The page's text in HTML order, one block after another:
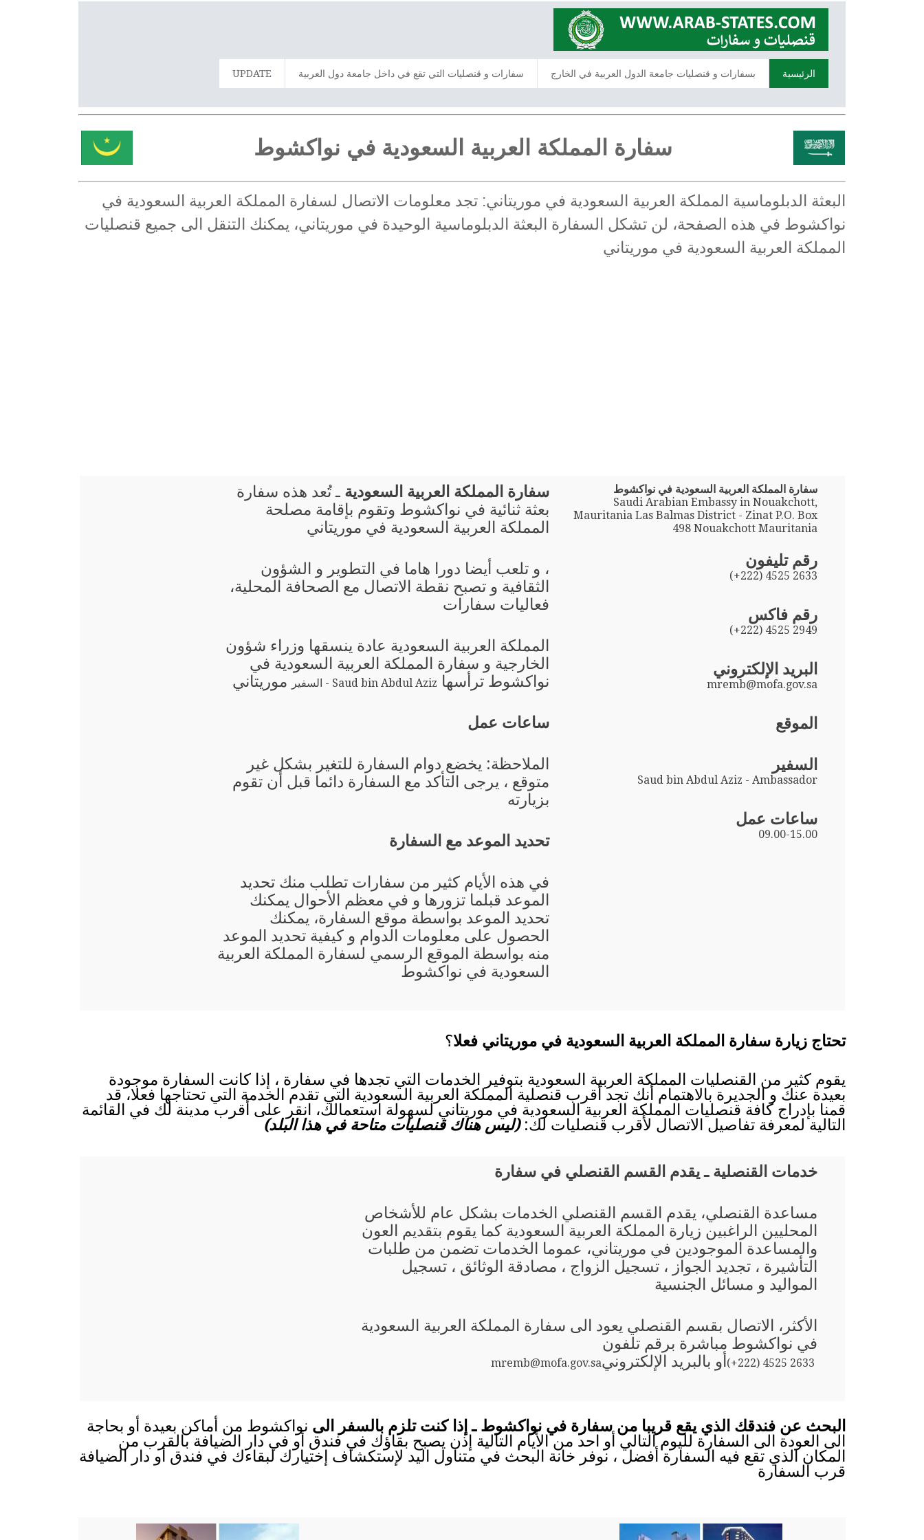
الرئيسية بسفارات و قنصليات جامعة الدول العربية في الخارج سفارات و قنصليات التي تقع في داخل جامعة دول العربية UPDATE
سفارة المملكة العربية السعودية في نواكشوط
البعثة الدبلوماسية المملكة العربية السعودية في موريتاني: تجد معلومات الاتصال لسفارة المملكة العربية السعودية في
نواكشوط في هذه الصفحة، لن تشكل السفارة البعثة الدبلوماسية الوحيدة في موريتاني، يمكنك التنقل الى جميع قنصليات
المملكة العربية السعودية في موريتاني
سفارة المملكة العربية السعودية في نواكشوط
Saudi Arabian Embassy in Nouakchott,
Mauritania Las Balmas District - Zinat P.O. Box
498 Nouakchott Mauritania
رقم تليفون
(+222) 4525 2633
رقم فاكس
(+222) 4525 2949
البريد الإلكتروني
mremb@mofa.gov.sa
الموقع
السفير
Saud bin Abdul Aziz - Ambassador
ساعات عمل
09.00-15.00
سفارة المملكة العربية السعودية ـ تُعد هذه سفارة
بعثة ثنائية في نواكشوط وتقوم بإقامة مصلحة
المملكة العربية السعودية في موريتاني
، و تلعب أيضا دورا هاما في التطوير و الشؤون
الثقافية و تصبح نقطة الاتصال مع الصحافة المحلية،
فعاليات سفارات
المملكة العربية السعودية عادة ينسقها وزراء شؤون
الخارجية و سفارة المملكة العربية السعودية في
نواكشوط ترأسها Saud bin Abdul Aziz - السفير موريتاني
ساعات عمل
الملاحظة: يخضع دوام السفارة للتغير بشكل غير
متوقع ، يرجى التأكد مع السفارة دائما قبل أن تقوم
بزيارته
تحديد الموعد مع السفارة
في هذه الأيام كثير من سفارات تطلب منك تحديد
الموعد قبلما تزورها و في معظم الأحوال يمكنك
تحديد الموعد بواسطة موقع السفارة، يمكنك
الحصول على معلومات الدوام و كيفية تحديد الموعد
منه بواسطة الموقع الرسمي لسفارة المملكة العربية
السعودية في نواكشوط
تحتاج زيارة سفارة المملكة العربية السعودية في موريتاني فعلا؟
يقوم كثير من القنصليات المملكة العربية السعودية بتوفير الخدمات التي تجدها في سفارة ، إذا كانت السفارة موجودة
بعيدة عنك و الجديرة بالاهتمام أنك تجد أقرب قنصلية المملكة العربية السعودية التي تقدم الخدمة التي تحتاجها فعلا، قد
قمنا بإدراج كافة قنصليات المملكة العربية السعودية في موريتاني لسهولة استعمالك، انقر على أقرب مدينة لك في القائمة
التالية لمعرفة تفاصيل الاتصال لأقرب قنصليات لك:(ليس هناك قنصليات متاحة في هذا البلد)
خدمات القنصلية ـ يقدم القسم القنصلي في سفارة
مساعدة القنصلي، يقدم القسم القنصلي الخدمات بشكل عام للأشخاص
المحليين الراغبين زيارة المملكة العربية السعودية كما يقوم بتقديم العون
والمساعدة الموجودين في موريتاني، عموما الخدمات تضمن من طلبات
التأشيرة ، تجديد الجواز ، تسجيل الزواج ، مصادقة الوثائق ، تسجيل
المواليد و مسائل الجنسية
الأكثر، الاتصال بقسم القنصلي يعود الى سفارة المملكة العربية السعودية
في نواكشوط مباشرة برقم تلفون
(+222) 4525 2633أو بالبريد الإلكترونيmremb@mofa.gov.sa
البحث عن فندقك الذي يقع قريبا من سفارة في نواكشوط ـ إذا كنت تلزم بالسفر الى نواكشوط من أماكن بعيدة أو بحاجة
الى العودة الى السفارة لليوم التالي أو احد من الأيام التالية إذن يصبح بقاؤك في فندق أو في دار الضيافة بالقرب من
المكان الذي تقع فيه السفارة أفضل ، نوفر خانة البحث في متناول اليد لإستكشاف إختيارك لبقاءك في فندق أو دار الضيافة
قرب السفارة